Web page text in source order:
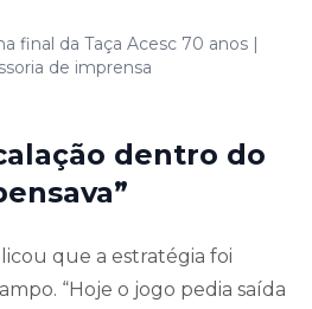
final da Taça Acesc 70 anos |
de imprensa
dentro do
que a estratégia foi
“Hoje o jogo pedia saída